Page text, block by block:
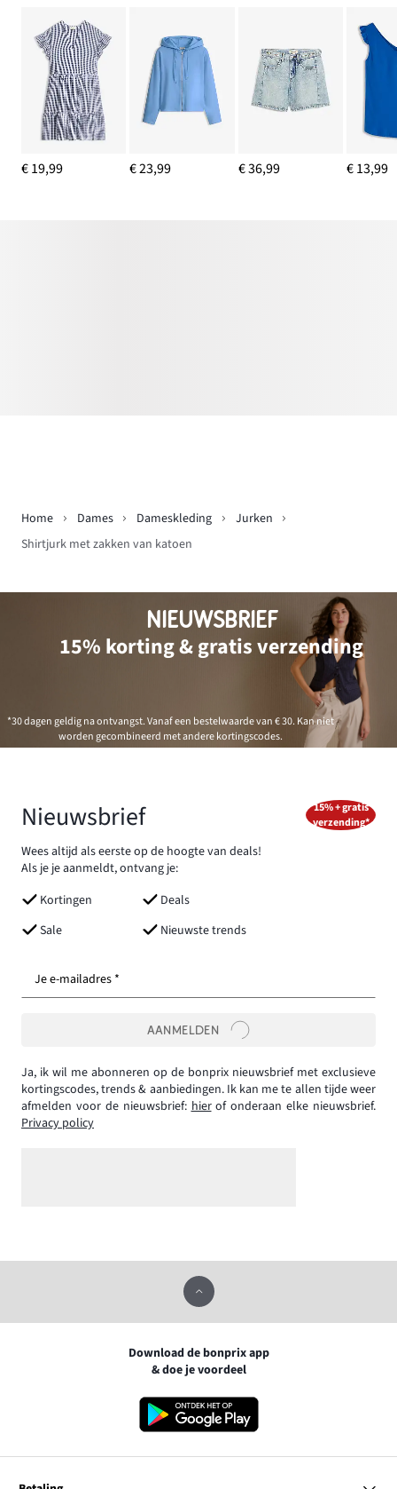
€ 19,99 € 23,99 € 36,99 € 13,99
Home Dames Dameskleding
Jurken
Shirtjurk met zakken van katoen
NIEUWSBRIEF
15% korting & gratis verzending
*30 dagen geldig na ontvangst. Vanaf een bestelwaarde van € 30. Kan niet
worden gecombineerd met andere kortingscodes.
Nieuwsbrief
Wees altijd als eerste op de hoogte van deals!
Als je je aanmeldt, ontvang je:
Kortingen
Deals
Sale
Nieuwste trends
15% + gratis
verzending*
Je e-mailadres *
AANMELDEN
Ja, ik wil me abonneren op de bonprix nieuwsbrief met exclusieve
kortingscodes, trends & aanbiedingen. Ik kan me te allen tijde weer
afmelden voor de nieuwsbrief:hierof onderaan elke nieuwsbrief.
Privacy policy
Download de bonprix app
& doe je voordeel